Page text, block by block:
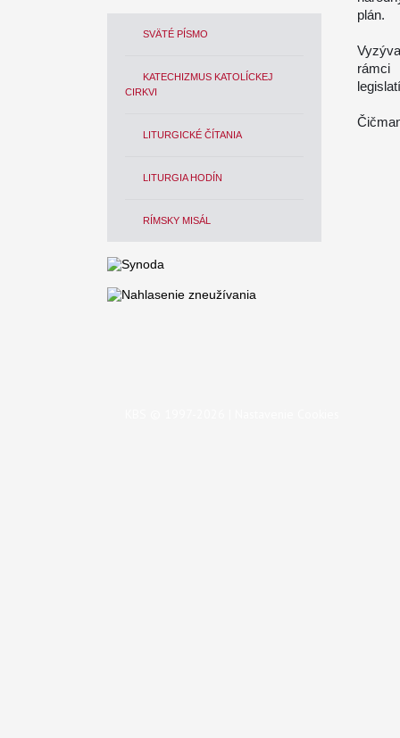
SVÄTÉ PÍSMO
KATECHIZMUS KATOLÍCKEJ
CIRKVI
LITURGICKÉ ČÍTANIA
LITURGIA HODÍN
RÍMSKY MISÁL
plán.
rámci